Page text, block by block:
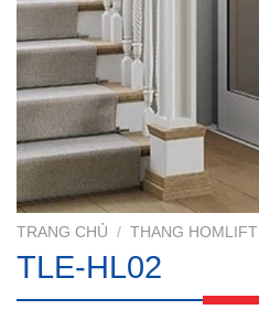
TRANG CHỦ / THANG HOMLIFT
TLE-HL02